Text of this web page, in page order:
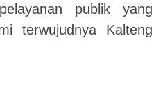
publik yang
terwujudnya Kalteng